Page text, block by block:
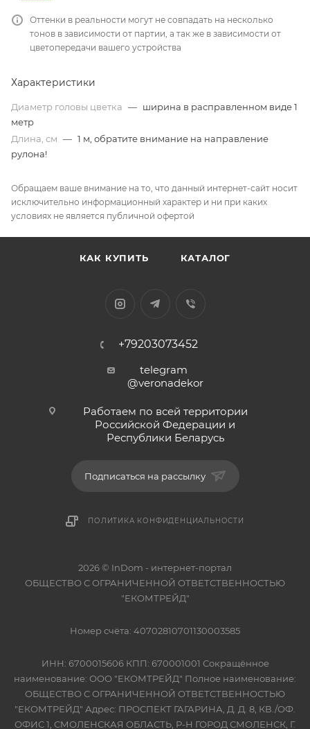
Оттенки в реальности могут не совпадать на несколько
тонов в зависимости от партии, а так же в зависимости от
цветопередачи вашего устройства
Характеристики
Диаметр головы цветка — ширина в расправленном виде 1
метр
Длина, см — 1 м, обратите внимание на направление
рулона!
Обращаем ваше внимание на то, что данный интернет-сайт носит
исключительно информационный характер и ни при каких
условиях не является публичной офертой
КАК КУПИТЬ КАТАЛОГ
+79203073452
telegram
@veronadekor
Работаем по всей территории
Российской Федерации и
Республики Беларусь
Подписаться на рассылку
ПОЛИТИКА КОНФИДЕНЦИАЛЬНОСТИ
2026 © InDom - интернет-портал
ОБЩЕСТВО С ОГРАНИЧЕННОЙ ОТВЕТСТВЕННОСТЬЮ
"ЕКОМТРЕЙД"
Номер счёта: 40702810701130003585
ИНН: 6700015606 КПП: 670001001 Сокращённое
наименование: ООО "ЕКОМТРЕЙД" Полное наименование:
ОБЩЕСТВО С ОГРАНИЧЕННОЙ ОТВЕТСТВЕННОСТЬЮ
"ЕКОМТРЕЙД" Адрес: ПРОСПЕКТ ГАГАРИНА, Д. Д. 8, КВ./ОФ.
ОФИС 1, СМОЛЕНСКАЯ ОБЛАСТЬ, Р-Н ГОРОД СМОЛЕНСК, Г.